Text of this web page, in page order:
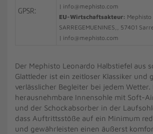
GPSR:
| info@mephisto.com
EU-Wirtschaftsakteur: Mephisto
SARREGEMUENINES,, 57401
| info@mephisto.com
Der Mephisto Leonardo Halbstiefel aus
Glattleder ist ein zeitloser Klassiker und
verlässlicher Begleiter bei jedem Wetter.
herausnehmbare Innensohle mit Soft-
und der Schockabsorber in der
dass Auftrittsstöße auf ein Minimum
und gewährleisten einen äußerst